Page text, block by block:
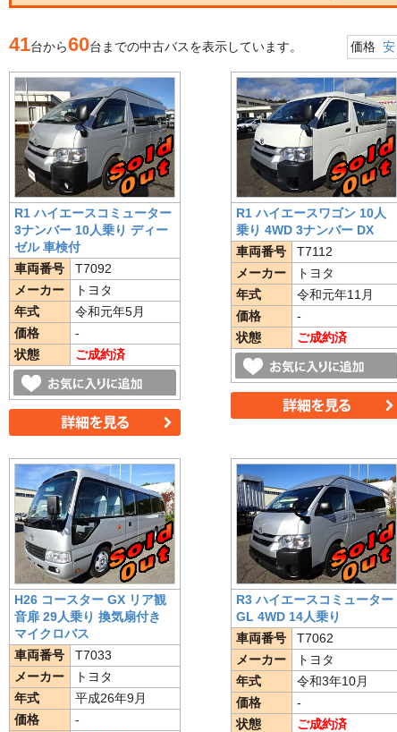
41台から60台までの中古バスを表示しています。 価格 安
R1 ハイエースコミューター
3ナンバー 10人乗り ディー
ゼル 車検付
車両番号
T7092
メーカー
トヨタ
年式
令和元年5月
価格
-
状態
ご成約済
R1 ハイエースワゴン 10人
乗り 4WD 3ナンバー DX
車両番号
T7112
メーカー
トヨタ
年式
令和元年11月
価格
-
状態
ご成約済
H26 コースター GX リア観
音扉 29人乗り 換気扇付き
マイクロバス
車両番号
T7033
メーカー
トヨタ
年式
平成26年9月
価格
-
R3 ハイエースコミューター
GL 4WD 14人乗り
車両番号
T7062
メーカー
トヨタ
年式
令和3年10月
価格
-
状態
ご成約済